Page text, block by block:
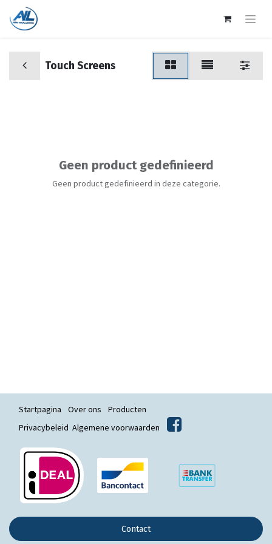
Touch Screens
Geen product gedefinieerd
Geen product gedefinieerd in deze categorie.
Startpagina Over ons
Producten
Privacybeleid Algemene voorwaarden
Contact